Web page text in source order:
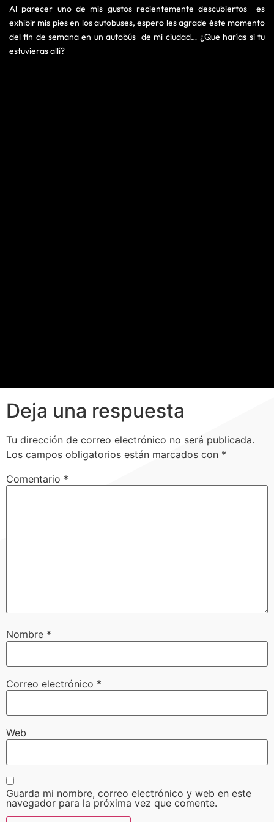
Al parecer uno de mis gustos recientemente descubiertos es
exhibir mis pies en los autobuses, espero les agrade éste momento
del fin de semana en un autobús de mi ciudad… ¿Que harías si tu
estuvieras allí?
Deja una respuesta
Tu dirección de correo electrónico no será publicada.
Los campos obligatorios están marcados con *
Comentario *
Nombre *
Correo electrónico *
Web
Guarda mi nombre, correo electrónico y web en este
navegador para la próxima vez que comente.